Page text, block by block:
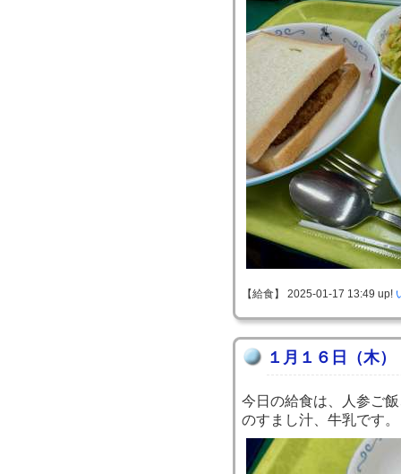
【給食】 2025-01-17 13:49 up!
１月１６日（木）
今日の給食は、人参ご
のすまし汁、牛乳です。